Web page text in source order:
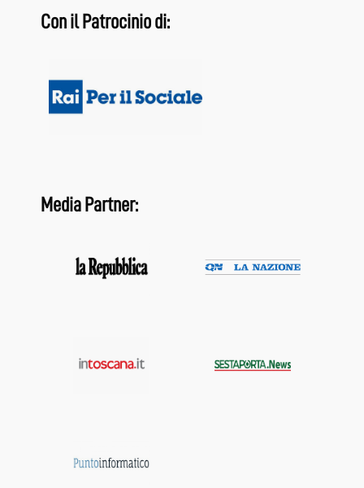
Con il Patrocinio di:
Media Partner: